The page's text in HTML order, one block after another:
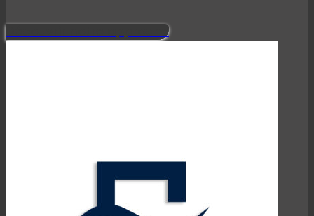
Découvrir notre approche